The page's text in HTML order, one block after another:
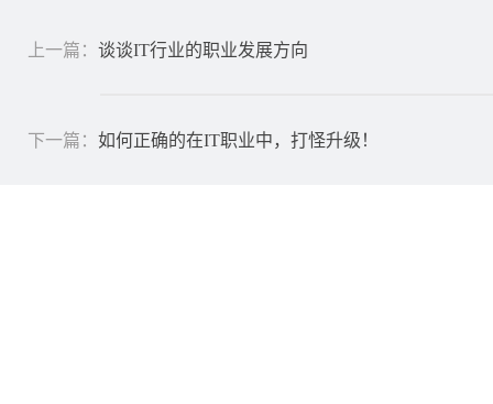
上一篇： 谈谈IT行业的职业发展方向
下一篇： 如何正确的在IT职业中，打怪升级！